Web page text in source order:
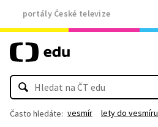
portály České televize
Často hledáte: vesmír lety do vesmíru